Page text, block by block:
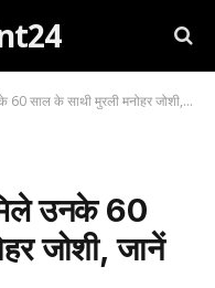
के साथी मुरली मनोहर जोशी, जानें क्या कहा…
उनके 60
जोशी, जानें